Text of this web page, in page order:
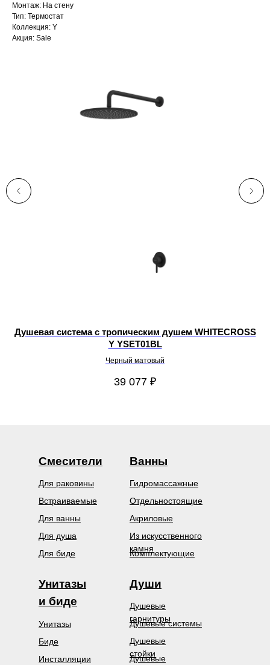
Монтаж: На стену
Тип: Термостат
Коллекция: Y
Акция: Sale
Душевая система с тропическим душем WHITECROSS
Y YSET01BL
Черный матовый
39 077 ₽
Смесители
Души
Душевые
гарнитуры
Душевые системы
Встраиваемые
Для биде
Для ванны
Для душа
Для раковины
Ванны
Из искусственного
камня
Душевые
стойки
Душевые
Гидромассажные
Акриловые
Отдельностоящие
Комплектующие
Инсталляции
Биде
Унитазы
Унитазы
и биде